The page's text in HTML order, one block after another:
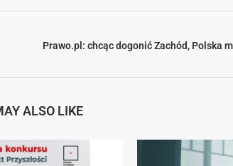
Prawo.pl: chcąc dogonić Zachód, Polska
ALSO LIKE